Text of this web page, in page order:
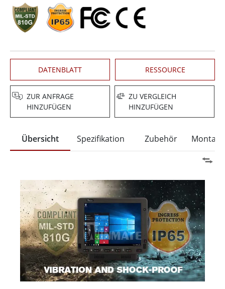
DATENBLATT RESSOURCE
ZUR ANFRAGE
HINZUFÜGEN
ZU VERGLEICH
HINZUFÜGEN
Übersicht Spezifikation Zubehör